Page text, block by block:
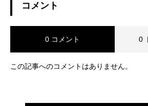
コメント
0 コメント 0
この記事へのコメントはありません。